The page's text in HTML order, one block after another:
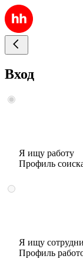
Вход
Я ищу работу
Профиль
Я ищу
Профиль